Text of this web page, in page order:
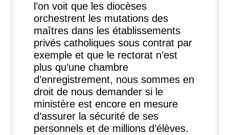
l’on voit que les diocèses
orchestrent les mutations des
maîtres dans les établissements
privés catholiques sous contrat par
exemple et que le rectorat n’est
plus qu’une chambre
d’enregistrement, nous sommes en
droit de nous demander si le
ministère est encore en mesure
d’assurer la sécurité de ses
personnels et de millions d’élèves.